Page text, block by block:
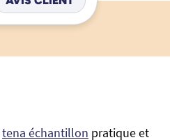
tena échantillon pratique et